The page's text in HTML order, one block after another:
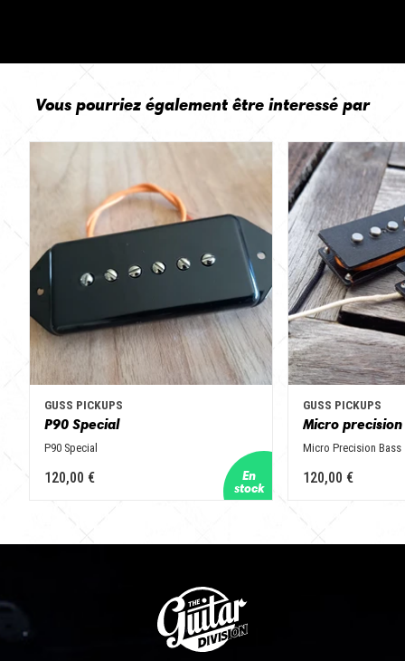
Vous pourriez également être interessé par
GUSS PICKUPS
P90 Special
P90 Special
120,00 €
GUSS PICKUPS
Micro precision
Micro Precision Bass
120,00 €